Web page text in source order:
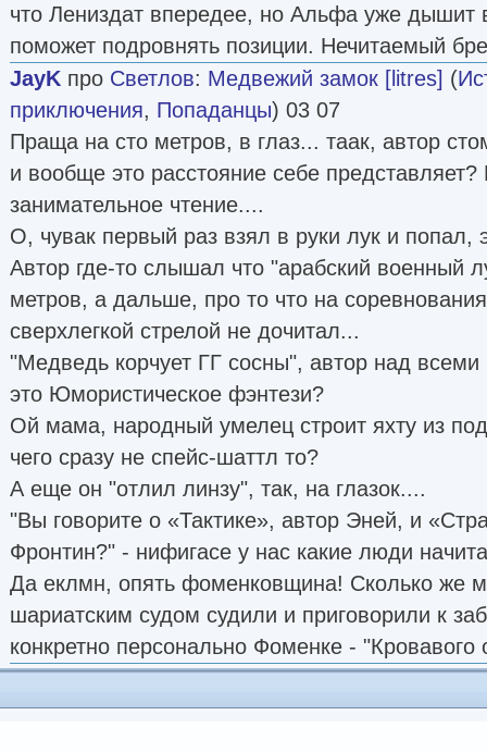
что Лениздат впередее, но Альфа уже дышит
поможет подровнять позиции. Нечитаемый
JayK про Светлов: Медвежий замок [litres] (
приключения, Попаданцы) 03 07
Праща на сто метров, в глаз... таак, автор
и вообще это расстояние себе
занимательное чтение....
О, чувак первый раз взял в руки лук и попал,
Автор где-то слышал что "арабский военный
метров, а дальше, про то что на
сверхлегкой стрелой не дочитал...
"Медведь корчует ГГ сосны", автор над
это Юмористическое фэнтези?
Ой мама, народный умелец строит яхту из
чего сразу не спейс-шаттл то?
А еще он "отлил линзу", так, на глазок....
"Вы говорите о «Тактике», автор Эней, и
Фронтин?" - нифигасе у нас какие люди
Да еклмн, опять фоменковщина! Сколько же
шариатским судом судили и приговорили к
конкретно персонально Фоменке - "Кровавого